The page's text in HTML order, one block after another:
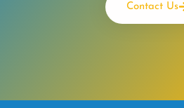
Contact Us